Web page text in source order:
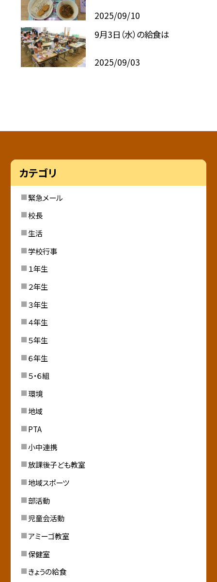
2025/09/10
9月3日（水）の給食は
2025/09/03
カテゴリ
緊急メール
校長
生活
学校行事
１年生
２年生
３年生
４年生
５年生
６年生
５・６組
環境
地域
PTA
小中連携
放課後子ども教室
地域スポーツ
部活動
児童会活動
アミーゴ教室
保健室
きょうの給食